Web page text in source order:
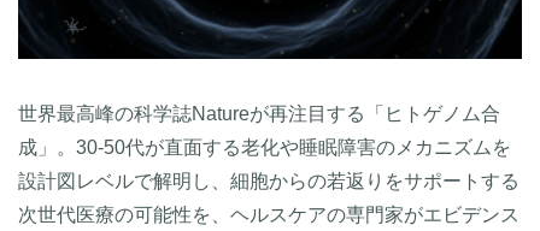
世界最高峰の科学誌Natureが再注目する「ヒトゲノム合
成」。30-50代が直面する老化や睡眠障害のメカニズムを
設計図レベルで解明し、細胞からの若返りをサポートする
次世代医療の可能性を、ヘルスケアの専門家がエビデンス